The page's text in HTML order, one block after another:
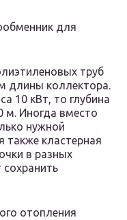
для
труб
длины коллектора.
10 кВт, то глубина
м. Иногда вместо
нужной
кластерная
в разных
отопления